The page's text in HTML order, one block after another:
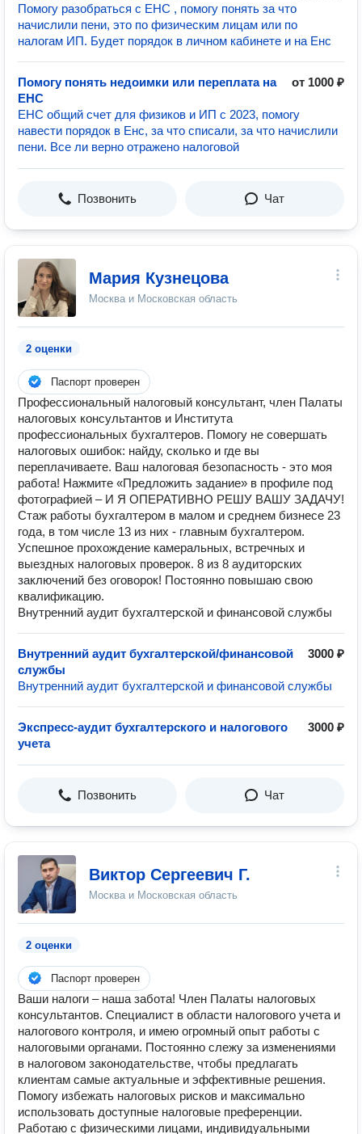
Помогу разобраться с ЕНС , помогу понять за что
начислили пени, это по физическим лицам или по
налогам ИП. Будет порядок в личном кабинете и на Енс
Помогу понять недоимки или переплата на
ЕНС
от 1000 ₽
ЕНС общий счет для физиков и ИП с 2023, помогу
навести порядок в Енс, за что списали, за что начислили
пени. Все ли верно отражено налоговой
Позвонить Чат
Мария Кузнецова
Москва и Московская область
2 оценки
Паспорт проверен
Профессиональный налоговый консультант, член Палаты
налоговых консультантов и Института
профессиональных бухгалтеров. Помогу не совершать
налоговых ошибок: найду, сколько и где вы
переплачиваете. Ваш налоговая безопасность - это моя
работа! Нажмите «Предложить задание» в профиле под
фотографией – И Я ОПЕРАТИВНО РЕШУ ВАШУ ЗАДАЧУ!
Стаж работы бухгалтером в малом и среднем бизнесе 23
года, в том числе 13 из них - главным бухгалтером.
Успешное прохождение камеральных, встречных и
выездных налоговых проверок. 8 из 8 аудиторских
заключений без оговорок! Постоянно повышаю свою
квалификацию.
Внутренний аудит бухгалтерской и финансовой службы
Внутренний аудит бухгалтерской/финансовой
службы
3000 ₽
Внутренний аудит бухгалтерской и финансовой службы
Экспресс-аудит бухгалтерского и налогового
учета
3000 ₽
Позвонить Чат
Виктор Сергеевич Г.
Москва и Московская область
2 оценки
Паспорт проверен
Ваши налоги – наша забота! Член Палаты налоговых
консультантов. Специалист в области налогового учета и
налогового контроля, и имею огромный опыт работы с
налоговыми органами. Постоянно слежу за изменениями
в налоговом законодательстве, чтобы предлагать
клиентам самые актуальные и эффективные решения.
Помогу избежать налоговых рисков и максимально
использовать доступные налоговые преференции.
Работаю с физическими лицами, индивидуальными